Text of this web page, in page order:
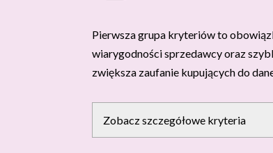
Pierwsza grupa kryteriów to
wiarygodności sprzedawcy oraz
zwiększa zaufanie kupujących do
Zobacz szczegółowe kryteria